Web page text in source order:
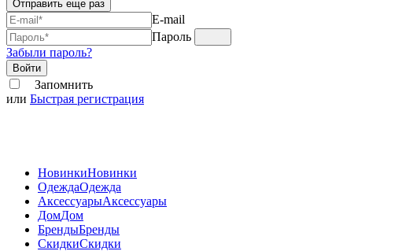
Отправить еще раз
E-mail
Пароль
Забыли пароль?
Войти
Запомнить
или Быстрая регистрация
НовинкиНовинки
ОдеждаОдежда
АксессуарыАксессуары
ДомДом
БрендыБренды
СкидкиСкидки